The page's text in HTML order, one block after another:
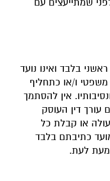
בלבד ואינו נועד
ו/או כתחליף
אין להסתמך
עורך דין העוסק
או קבלת כל
כתיבתם בלבד
מעת לעת.